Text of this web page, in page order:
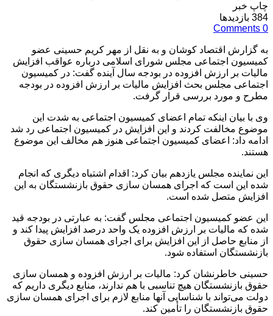
چاپ خبر
384 بازدیدها
0
Comments
به گزارش اقتصاد کوشان و به نقل از مهر کریم حسینی عضو
کمیسیون اجتماعی مجلس شورای اسلامی درباره عواقب افزایش
مالیات بر ارزش افزوده در بودجه سال آینده گفت: در کمیسیون
اجتماعی مجلس بحث افزایش مالیات بر ارزش افزوده در بودجه
مطرح و مورد بررسی قرار گرفت.
وی با بیان اینکه تمام اعضای کمیسیون اجتماعی به شدت این
موضوع مخالفت کردند و این افزایش در کمیسیون اجتماعی رد شد
ادامه داد: اعضای کمیسیون اجتماعی هنوز هم مخالف این موضوع
هستند.
این نماینده مجلس یازدهم بیان کرد: اقدام اشتباه دیگری که انجام
شده این است که اجرای همسان سازی حقوق بازنشستگان به این
افزایش متصل شده است.
این عضو کمیسیون اجتماعی مجلس گفت: به عبارتی در بودجه قید
شده که مالیات بر ارزش افزوده یک واحد درصد افزایش پیدا کند و
از منابع حاصل از این افزایش برای اجرای همسان سازی حقوق
بازنشستگان استفاده شود.
حسینی خاطرنشان کرد: مالیات بر ارزش افزوده و همسان سازی
حقوق بازنشستگان هیچ تناسبی با هم ندارند، منابع دیگری داریم که
دولت می‌تواند با شناسایی آنها منابع لازم برای اجرای همسان سازی
حقوق بازنشستگان را تأمین کند.